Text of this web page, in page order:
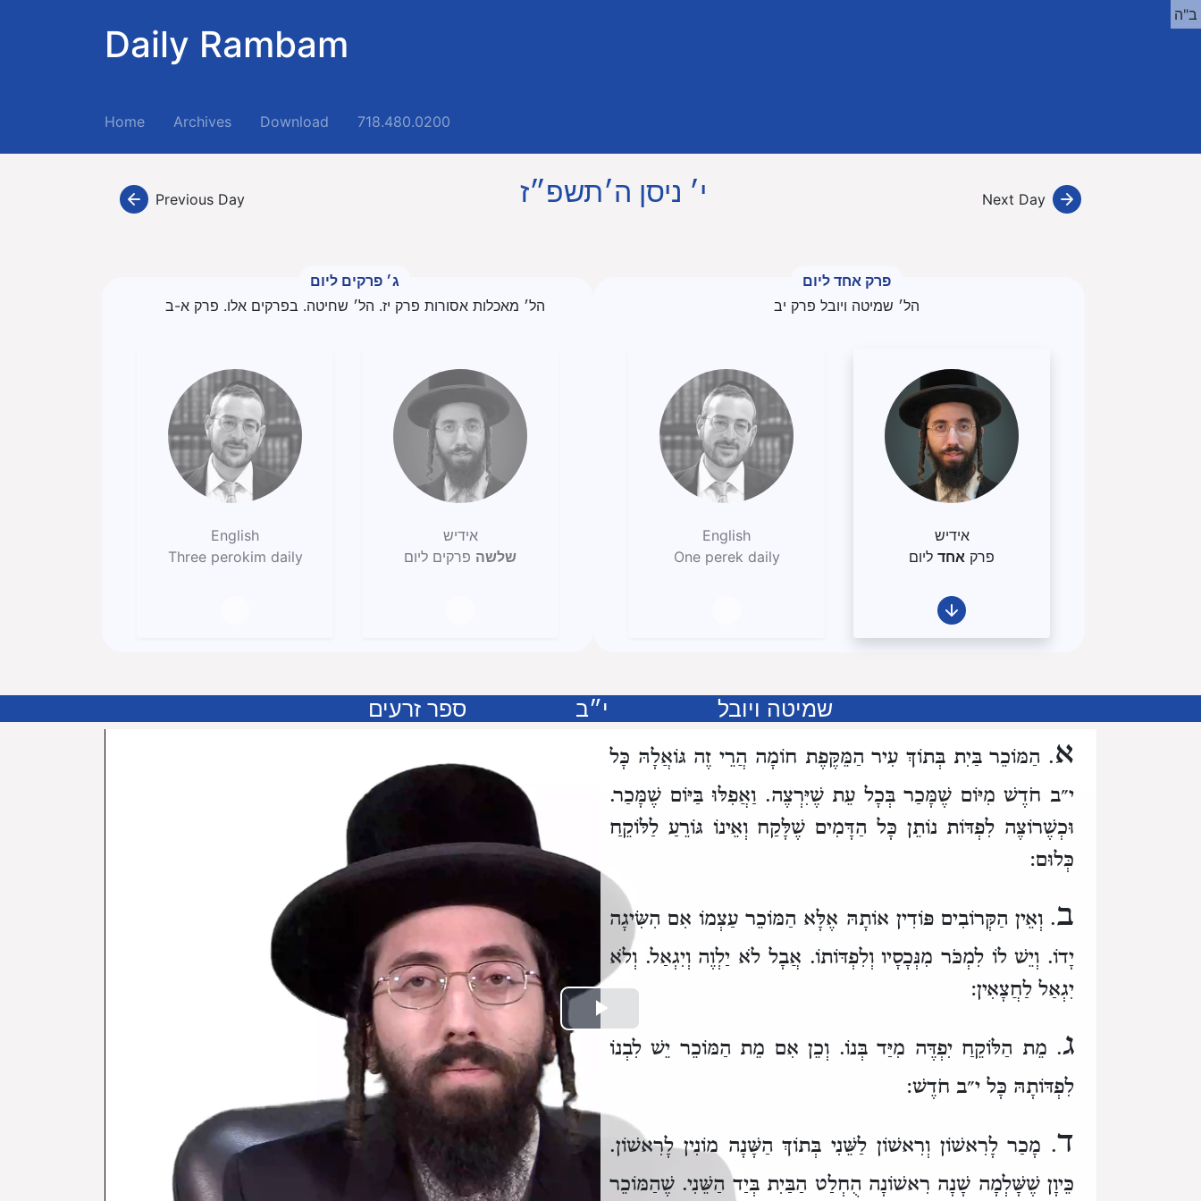
Daily Rambam
Home(current)Archives Download 718.480.0200
ב"ה
Previous Day י׳ ניסן ה׳תשפ״ז Next Day
ג׳ פרקים ליום
הל׳ מאכלות אסורות פרק יז. הל׳ שחיטה. בפרקים אלו. פרק א-ב
אידיש
שלשה פרקים ליום
English
Three perokim daily
פרק אחד ליום
הל׳ שמיטה ויובל פרק יב
אידיש
פרק אחד ליום
English
One perek daily
שמיטה ויובל י״ב ספר זרעים
Play
Video
א. הַמּוֹכֵר בַּיִת בְּתוֹךְ עִיר הַמֵּקֶּפֶת חוֹמָה הֲרֵי זֶה גּוֹאֲלָהּ כָּל
י״ב חֹדֶשׁ מִיּוֹם שֶׁמָּכַר בְּכָל עֵת שֶׁיִּרְצֶה. וַאֲפִלּוּ בַּיּוֹם שֶׁמָּכַר.
וּכְשֶׁרוֹצֶה לִפְדּוֹת נוֹתֵן כָּל הַדָּמִים שֶׁלָּקַח וְאֵינוֹ גּוֹרֵעַ לַלּוֹקֵחַ
כְּלוּם:
ב. וְאֵין הַקְּרוֹבִים פּוֹדִין אוֹתָהּ אֶלָּא הַמּוֹכֵר עַצְמוֹ אִם הִשִּׂיגָה
יָדוֹ. וְיֵשׁ לוֹ לִמְכֹּר מִנְּכָסָיו וְלִפְדּוֹתוֹ. אֲבָל לֹא יַלְוֶה וְיִגְאַל. וְלֹא
יִגְאַל לַחֲצָאִין:
ג. מֵת הַלּוֹקֵחַ יִפְדֶּה מִיַּד בְּנוֹ. וְכֵן אִם מֵת הַמּוֹכֵר יֵשׁ לִבְנוֹ
לִפְדּוֹתָהּ כָּל י״ב חֹדֶשׁ:
ד. מָכַר לָרִאשׁוֹן וְרִאשׁוֹן לַשֵּׁנִי בְּתוֹךְ הַשָּׁנָה מוֹנִין לָרִאשׁוֹן.
כֵּיוָן שֶׁשָּׁלְמָה שָׁנָה רִאשׁוֹנָה הֻחְלַט הַבַּיִת בְּיַד הַשֵּׁנִי. שֶׁהַמּוֹכֵר